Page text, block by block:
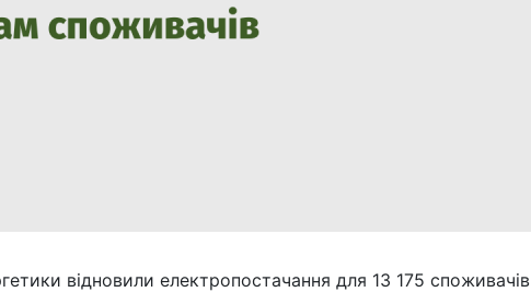
відновили електропостачання для 13 175 споживачів